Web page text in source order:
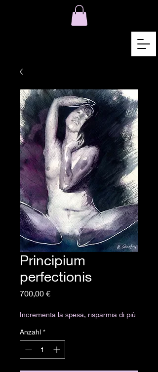
Principium
perfectionis
700,00 €Preis
Incrementa la spesa, risparmia di più
Anzahl *